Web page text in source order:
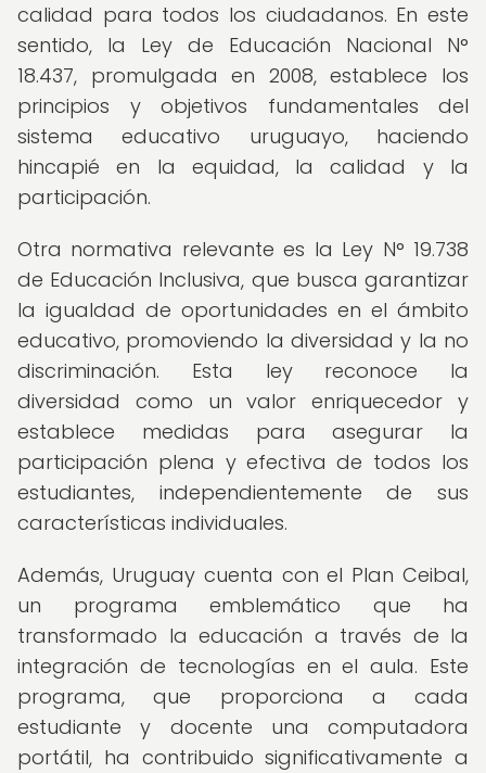
calidad para todos los ciudadanos. En este
sentido, la Ley de Educación Nacional N°
18.437, promulgada en 2008, establece los
principios y objetivos fundamentales del
sistema educativo uruguayo, haciendo
hincapié en la equidad, la calidad y la
participación.
Otra normativa relevante es la Ley N° 19.738
de Educación Inclusiva, que busca garantizar
la igualdad de oportunidades en el ámbito
educativo, promoviendo la diversidad y la no
discriminación. Esta ley reconoce la
diversidad como un valor enriquecedor y
establece medidas para asegurar la
participación plena y efectiva de todos los
estudiantes, independientemente de sus
características individuales.
Además, Uruguay cuenta con el Plan Ceibal,
un programa emblemático que ha
transformado la educación a través de la
integración de tecnologías en el aula. Este
programa, que proporciona a cada
estudiante y docente una computadora
portátil, ha contribuido significativamente a